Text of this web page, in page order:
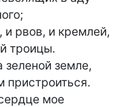
рвов, и кремлей,
троицы.
земле,
пристроиться.
мое